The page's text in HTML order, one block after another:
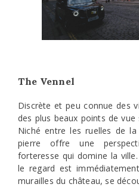
The Vennel
Discrète et peu connue des
des plus beaux points de vue
Niché entre les ruelles de
pierre offre une
forteresse qui domine la
le regard est
murailles du château, se